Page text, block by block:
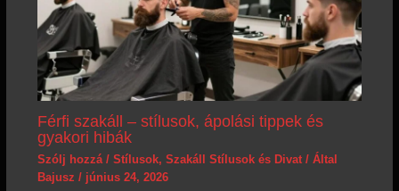
Férfi szakáll – stílusok, ápolási tippek és
gyakori hibák
Szólj hozzá / Stílusok, Szakáll Stílusok és Divat/ Által
Bajusz / június 24, 2026